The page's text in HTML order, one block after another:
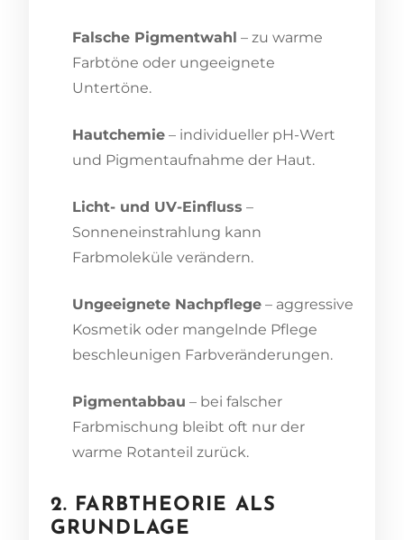
Falsche Pigmentwahl – zu warme
Farbtöne oder ungeeignete
Untertöne.
Hautchemie – individueller pH-Wert
und Pigmentaufnahme der Haut.
Licht- und UV-Einfluss –
Sonneneinstrahlung kann
Farbmoleküle verändern.
Ungeeignete Nachpflege – aggressive
Kosmetik oder mangelnde Pflege
beschleunigen Farbveränderungen.
Pigmentabbau – bei falscher
Farbmischung bleibt oft nur der
warme Rotanteil zurück.
2. FARBTHEORIE ALS
GRUNDLAGE